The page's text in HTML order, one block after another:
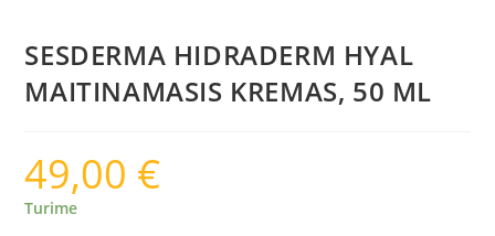
SESDERMA HIDRADERM HYAL
MAITINAMASIS KREMAS, 50 ML
49,00 €
Turime